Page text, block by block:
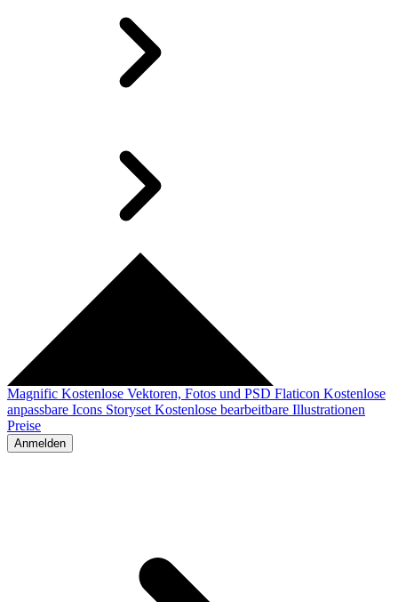
Magnific Kostenlose Vektoren, Fotos und PSD Flaticon Kostenlose
anpassbare Icons Storyset Kostenlose bearbeitbare Illustrationen
Preise
Anmelden